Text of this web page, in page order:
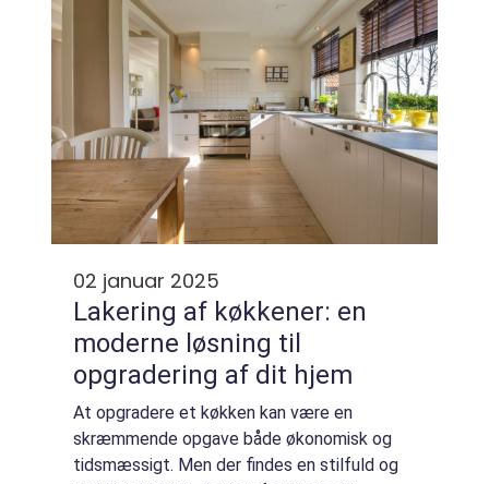
02 januar 2025
Lakering af køkkener: en
moderne løsning til
opgradering af dit hjem
At opgradere et køkken kan være en
skræmmende opgave både økonomisk og
tidsmæssigt. Men der findes en stilfuld og